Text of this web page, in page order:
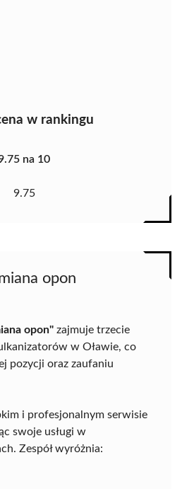
w rankingu
na 10
9.75
opon
opon" zajmuje trzecie
w Oławie, co
pozycji oraz zaufaniu
i profesjonalnym serwisie
swoje usługi w
Zespół wyróżnia: